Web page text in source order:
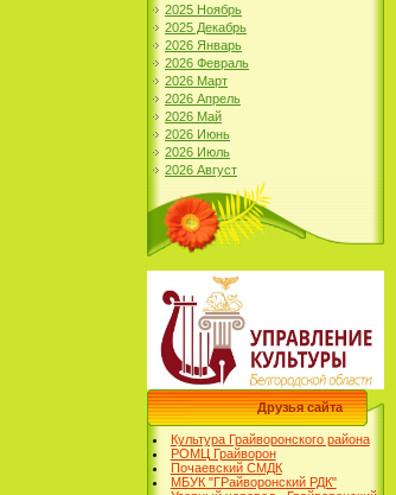
2025 Ноябрь
2025 Декабрь
2026 Январь
2026 Февраль
2026 Март
2026 Апрель
2026 Май
2026 Июнь
2026 Июль
2026 Август
Друзья сайта
Культура Грайворонского района
РОМЦ Грайворон
Почаевский СМДК
МБУК "ГРайворонский РДК"